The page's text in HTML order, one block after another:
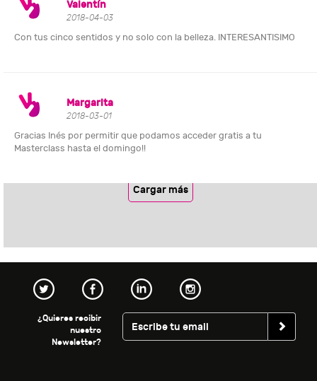
Valentín
2018-04-03
Con tus cinco sentidos y no solo con la belleza. INTERESANTISIMO
Margarita
2018-03-01
Gracias Inés por permitir que podamos acceder gratis a tu
Masterclass hasta el domingo!!
Cargar más
¿Quieres recibir
nuestro
Newsletter?